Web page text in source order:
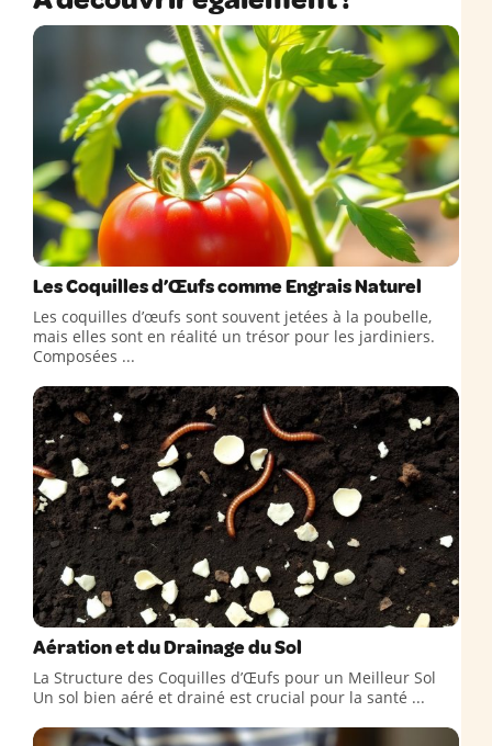
Les Coquilles d’Œufs comme Engrais Naturel
Les coquilles d’œufs sont souvent jetées à la poubelle,
mais elles sont en réalité un trésor pour les jardiniers.
Composées ...
Aération et du Drainage du Sol
La Structure des Coquilles d’Œufs pour un Meilleur Sol
Un sol bien aéré et drainé est crucial pour la santé ...